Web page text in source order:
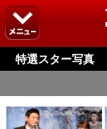
特選スター写真